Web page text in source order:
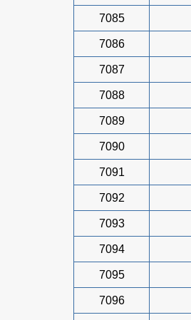
7085
7086
7087
7088
7089
7090
7091
7092
7093
7094
7095
7096